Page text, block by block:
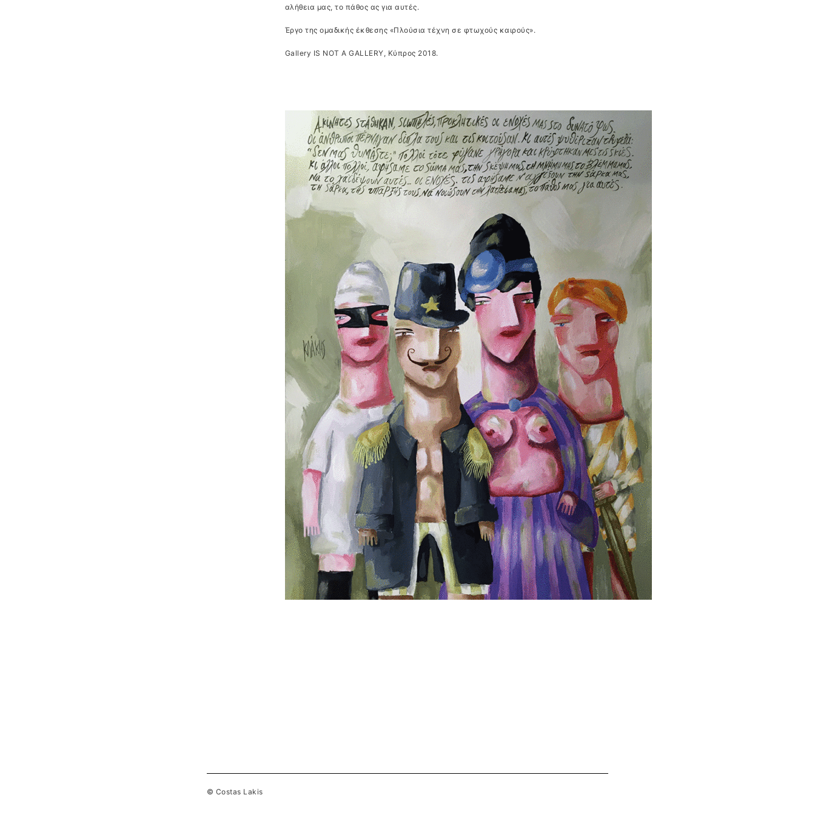
αλήθεια μας, το πάθος ας για αυτές.
Έργο της ομαδικής έκθεσης «Πλούσια τέχνη σε φτωχούς καιρούς».
Gallery IS NOT A GALLERY, Κύπρος 2018.
© Costas Lakis